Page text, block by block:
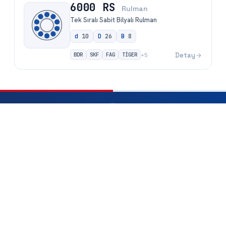
6000 RS Rulman
Tek Sıralı Sabit Bilyalı Rulman
d 10 D 26 B 8
BDR SKF FAG TİGER +5 Detay